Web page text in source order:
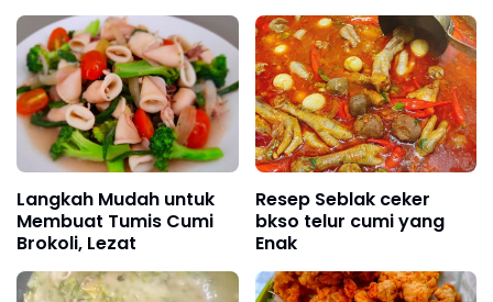
Langkah Mudah untuk
Membuat Tumis Cumi
Brokoli, Lezat
Resep Seblak ceker
bkso telur cumi yang
Enak